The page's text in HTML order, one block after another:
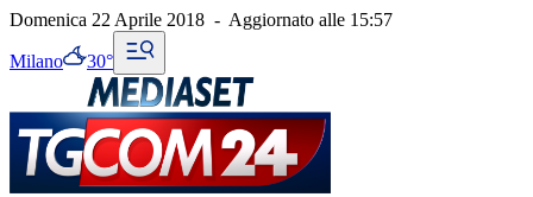
Domenica 22 Aprile 2018 - Aggiornato alle 15:57
Milano 30°